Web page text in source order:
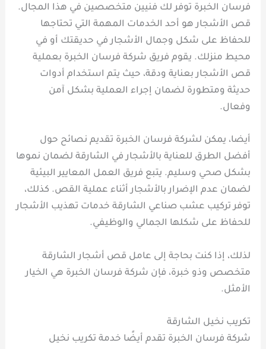
فرسان الخبرة توفر لك فنيين متخصصين في هذا المجال.
قص الأشجار هو أحد الخدمات المهمة التي تحتاجها
للحفاظ على شكل وجمال الأشجار في حديقتك أو في
محيط منزلك. يقوم فريق شركة فرسان الخبرة بعملية
قص الأشجار بعناية ودقة، حيث يتم استخدام أدوات
حديثة ومتطورة لضمان إجراء العملية بشكل آمن
وفعال.
أيضا، يمكن لشركة فرسان الخبرة تقديم نصائح حول
أفضل الطرق للعناية بالأشجار في الشارقة لضمان نموها
بشكل صحي وسليم. يتبع فريق العمل المعايير البيئية
لضمان عدم الإضرار بالأشجار أثناء عملية القص. كذلك،
توفر تركيب عشب صناعي الشارقة خدمات تهذيب الأشجار
للحفاظ على شكلها الجمالي والوظيفي.
لذلك، إذا كنت بحاجة إلى عامل قص أشجار الشارقة
متخصص وذو خبرة، فإن شركة فرسان الخبرة هي الخيار
الأمثل.
تكريب نخيل الشارقة
شركة فرسان الخبرة تقدم أيضًا خدمة تكريب نخيل